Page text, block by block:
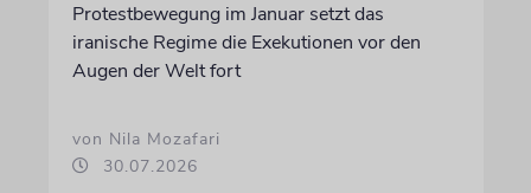
Protestbewegung im Januar setzt das
iranische Regime die Exekutionen vor den
Augen der Welt fort
von Nila Mozafari
30.07.2026